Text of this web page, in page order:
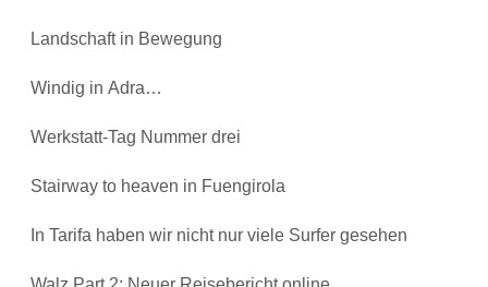
Landschaft in Bewegung
Windig in Adra…
Werkstatt-Tag Nummer drei
Stairway to heaven in Fuengirola
In Tarifa haben wir nicht nur viele Surfer gesehen